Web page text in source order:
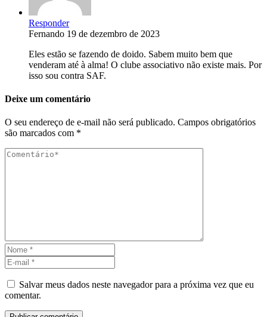
Responder
Fernando 19 de dezembro de 2023
Eles estão se fazendo de doido. Sabem muito bem que
venderam até à alma! O clube associativo não existe mais. Por
isso sou contra SAF.
Deixe um comentário
O seu endereço de e-mail não será publicado. Campos obrigatórios
são marcados com *
Salvar meus dados neste navegador para a próxima vez que eu
comentar.